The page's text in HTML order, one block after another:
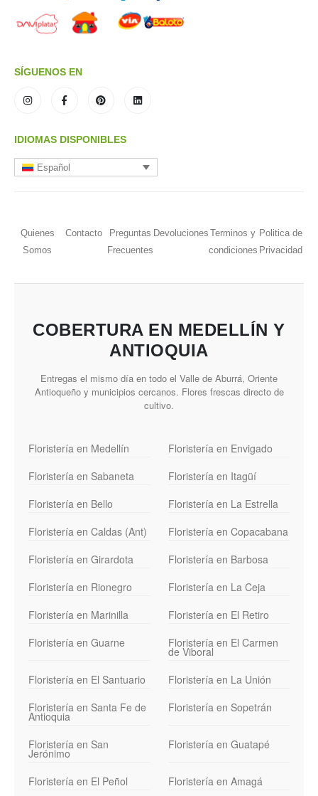
SÍGUENOS EN
IDIOMAS DISPONIBLES
Español
Quienes
Somos
Contacto
Preguntas
Frecuentes
Devoluciones Terminos y
condiciones
Politica de
Privacidad
COBERTURA EN MEDELLÍN Y
ANTIOQUIA
Entregas el mismo día en todo el Valle de Aburrá, Oriente
Antioqueño y municipios cercanos. Flores frescas directo de
cultivo.
Floristería en Medellín
Floristería en Envigado
Floristería en Sabaneta
Floristería en Itagüí
Floristería en Bello
Floristería en La Estrella
Floristería en Caldas (Ant)
Floristería en Copacabana
Floristería en Girardota
Floristería en Barbosa
Floristería en Rionegro
Floristería en La Ceja
Floristería en Marinilla
Floristería en El Retiro
Floristería en Guarne
Floristería en El Carmen
de Viboral
Floristería en El Santuario
Floristería en La Unión
Floristería en Santa Fe de
Antioquia
Floristería en Sopetrán
Floristería en San
Jerónimo
Floristería en Guatapé
Floristería en El Peñol Floristería en Amagá